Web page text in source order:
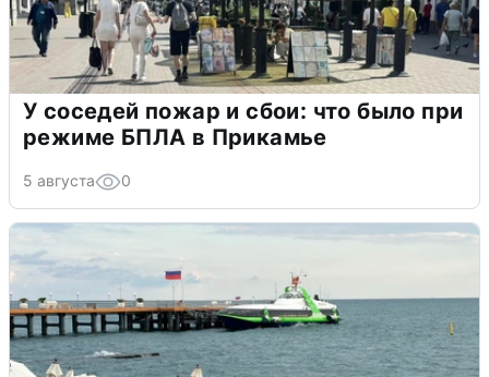
У соседей пожар и сбои: что было при
режиме БПЛА в Прикамье
5 августа 0